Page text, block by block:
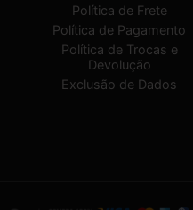
Política de Frete
Política de Pagamento
Política de Trocas e
Devolução
Exclusão de Dados